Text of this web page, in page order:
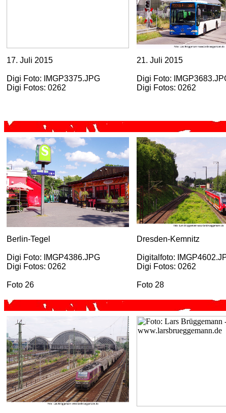
17. Juli 2015
Digi Foto: IMGP3375.JPG
Digi Fotos: 0262
21. Juli 2015
Digi Foto:
Digi Fotos: 0262
Berlin-Tegel
Digi Foto: IMGP4386.JPG
Digi Fotos: 0262
Foto 26
Dresden-Kemnitz
Digitalfoto:
Digi Fotos: 0262
Foto 28